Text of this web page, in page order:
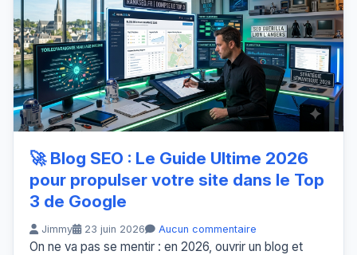
🚀 Blog SEO : Le Guide Ultime 2026
pour propulser votre site dans le Top
3 de Google
Jimmy 23 juin 2026 Aucun commentaire
On ne va pas se mentir : en 2026, ouvrir un blog et